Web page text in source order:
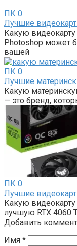
ПК 0
Лучшие
Какую
Photoshop может
вашей
ПК 0
Лучшие
Какую
— это бренд,
ПК 0
Лучшие
Какую
лучшую RTX 4060
Добавить
Имя *